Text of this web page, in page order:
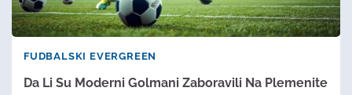
FUDBALSKI EVERGREEN
Da Li Su Moderni Golmani Zaboravili Na Plemenite